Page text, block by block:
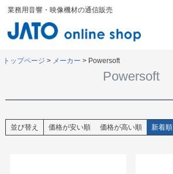
業務用音響・映像機材の通信販売
トップページ メーカー Powersoft
Powersoft
並び替え 価格が安い順 価格が高い順 新着順